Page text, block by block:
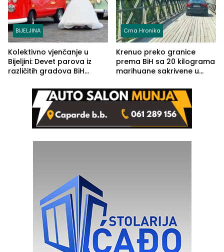
BIJELJINA
Kolektivno vjenčanje u
Bijeljini: Devet parova iz
različitih gradova BiH
Crna Hronika
Krenuo preko granice
prema BiH sa 20 kilograma
marihuane sakrivene u